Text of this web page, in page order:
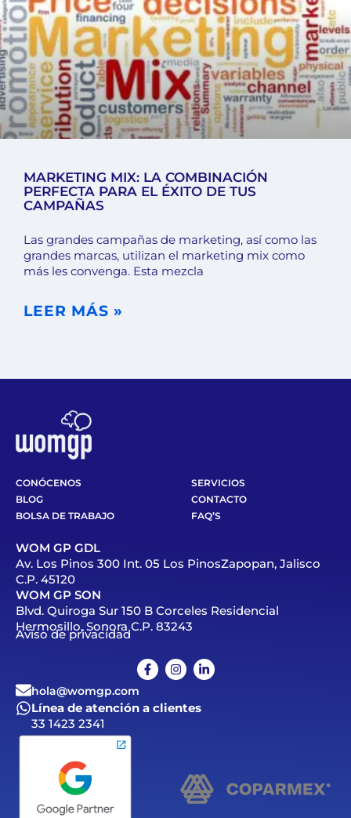
MARKETING MIX: LA COMBINACIÓN
PERFECTA PARA EL ÉXITO DE TUS
CAMPAÑAS
Las grandes campañas de marketing, así como las
grandes marcas, utilizan el marketing mix como
más les convenga. Esta mezcla
LEER MÁS »
CONÓCENOS
SERVICIOS
BLOG
CONTACTO
BOLSA DE TRABAJO
FAQ’S
WOM GP GDL
Av. Los Pinos 300 Int. 05 Los PinosZapopan, Jalisco
C.P. 45120
WOM GP SON
Blvd. Quiroga Sur 150 B Corceles Residencial
Hermosillo, Sonora C.P. 83243
Aviso de privacidad
hola@womgp.com
Línea de atención a clientes
33 1423 2341